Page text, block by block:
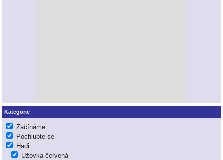
Kategorie
Začínáme
Pochlubte se
Hadi
Užovka červená